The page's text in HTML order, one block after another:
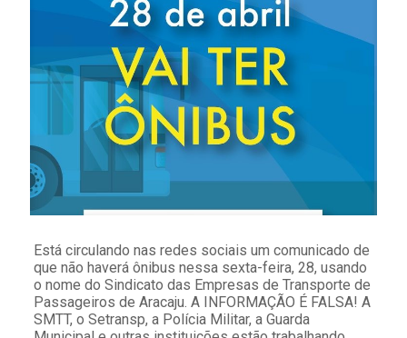
Está circulando nas redes sociais um comunicado de
que não haverá ônibus nessa sexta-feira, 28, usando
o nome do Sindicato das Empresas de Transporte de
Passageiros de Aracaju. A INFORMAÇÃO É FALSA! A
SMTT, o Setransp, a Polícia Militar, a Guarda